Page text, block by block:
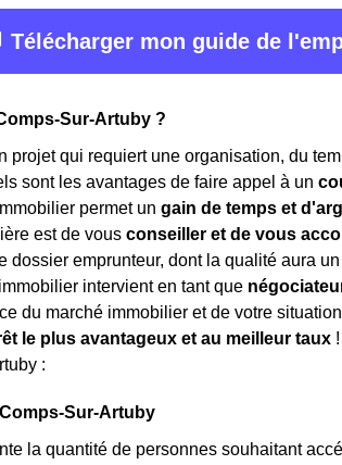
Télécharger mon guide de
Sur-Artuby ?
projet qui requiert une organisation, du
sont les avantages de faire appel à un
permet un gain de temps et
est de vous conseiller et de vous
dossier emprunteur, dont la qualité aura
intervient en tant que
du marché immobilier et de votre
le plus avantageux et au meilleur taux
:
Sur-Artuby
la quantité de personnes souhaitant